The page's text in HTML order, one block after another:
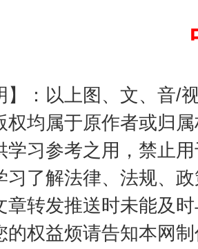
】：以上图、文、音/
权均属于原作者或归
学习参考之用，禁止
习了解法律、法规、
章转发推送时未能及
的权益烦请告知本网
中谋全局
今